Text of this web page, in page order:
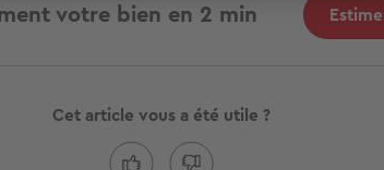
votre bien en 2 min
Cet article vous a été utile ?